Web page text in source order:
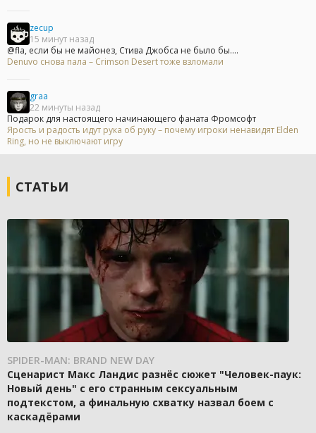
zecup
15 минут назад
@fla, если бы не майонез, Стива Джобса не было бы....
Denuvo снова пала – Crimson Desert тоже взломали
graa
22 минуты назад
Подарок для настоящего начинающего фаната Фромсофт
Ярость и радость идут рука об руку – почему игроки ненавидят Elden
Ring, но не выключают игру
СТАТЬИ
SPIDER-MAN: BRAND NEW DAY
Сценарист Макс Ландис разнёс сюжет "Человек-паук:
Новый день" с его странным сексуальным
подтекстом, а финальную схватку назвал боем с
каскадёрами